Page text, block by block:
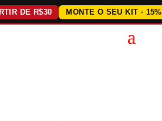
R$30 MONTE O SEU KIT · 15% OFF